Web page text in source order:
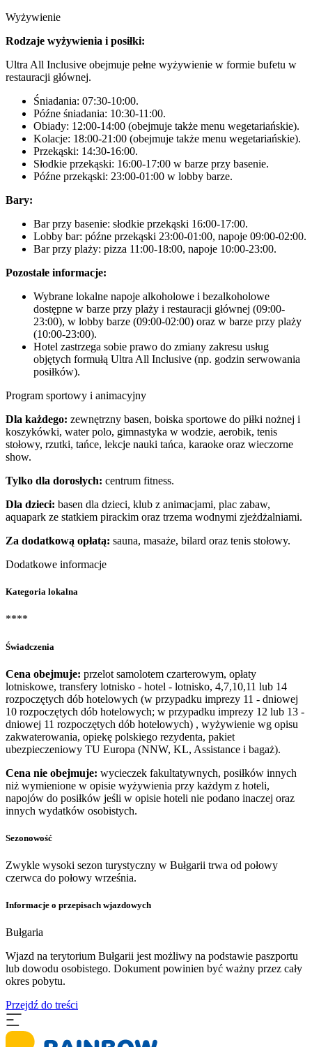
Wyżywienie
Rodzaje wyżywienia i posiłki:
Ultra All Inclusive obejmuje pełne wyżywienie w formie bufetu w
restauracji głównej.
Śniadania: 07:30-10:00.
Późne śniadania: 10:30-11:00.
Obiady: 12:00-14:00 (obejmuje także menu wegetariańskie).
Kolacje: 18:00-21:00 (obejmuje także menu wegetariańskie).
Przekąski: 14:30-16:00.
Słodkie przekąski: 16:00-17:00 w barze przy basenie.
Późne przekąski: 23:00-01:00 w lobby barze.
Bary:
Bar przy basenie: słodkie przekąski 16:00-17:00.
Lobby bar: późne przekąski 23:00-01:00, napoje 09:00-02:00.
Bar przy plaży: pizza 11:00-18:00, napoje 10:00-23:00.
Pozostałe informacje:
Wybrane lokalne napoje alkoholowe i bezalkoholowe
dostępne w barze przy plaży i restauracji głównej (09:00-
23:00), w lobby barze (09:00-02:00) oraz w barze przy plaży
(10:00-23:00).
Hotel zastrzega sobie prawo do zmiany zakresu usług
objętych formułą Ultra All Inclusive (np. godzin serwowania
posiłków).
Program sportowy i animacyjny
Dla każdego: zewnętrzny basen, boiska sportowe do piłki nożnej i
koszykówki, water polo, gimnastyka w wodzie, aerobik, tenis
stołowy, rzutki, tańce, lekcje nauki tańca, karaoke oraz wieczorne
show.
Tylko dla dorosłych: centrum fitness.
Dla dzieci: basen dla dzieci, klub z animacjami, plac zabaw,
aquapark ze statkiem pirackim oraz trzema wodnymi zjeżdżalniami.
Za dodatkową opłatą: sauna, masaże, bilard oraz tenis stołowy.
Dodatkowe informacje
Kategoria lokalna
****
Świadczenia
Cena obejmuje: przelot samolotem czarterowym, opłaty
lotniskowe, transfery lotnisko - hotel - lotnisko, 4,7,10,11 lub 14
rozpoczętych dób hotelowych (w przypadku imprezy 11 - dniowej
10 rozpoczętych dób hotelowych; w przypadku imprezy 12 lub 13 -
dniowej 11 rozpoczętych dób hotelowych) , wyżywienie wg opisu
zakwaterowania, opiekę polskiego rezydenta, pakiet
ubezpieczeniowy TU Europa (NNW, KL, Assistance i bagaż).
Cena nie obejmuje: wycieczek fakultatywnych, posiłków innych
niż wymienione w opisie wyżywienia przy każdym z hoteli,
napojów do posiłków jeśli w opisie hoteli nie podano inaczej oraz
innych wydatków osobistych.
Sezonowość
Zwykle wysoki sezon turystyczny w Bułgarii trwa od połowy
czerwca do połowy września.
Informacje o przepisach wjazdowych
Bułgaria
Wjazd na terytorium Bułgarii jest możliwy na podstawie paszportu
lub dowodu osobistego. Dokument powinien być ważny przez cały
okres pobytu.
Przejdź do treści